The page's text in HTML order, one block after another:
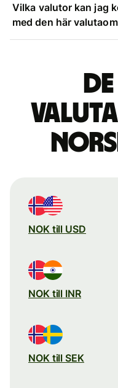
Vilka valutor kan jag
med den här
NOK till USD
NOK till INR
NOK till SEK